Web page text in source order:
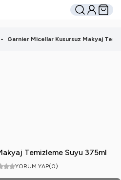
Hesabım
Sepetim
- Garnier Micellar Kusursuz Makyaj
Temizleme Suyu 375ml
YORUM YAP(0)